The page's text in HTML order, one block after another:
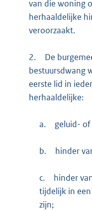
van die woning
herhaaldelijke
veroorzaakt.
2.
De
bestuursdwang
eerste lid in
herhaaldelijke:
a. geluid-
b. hinder
c.
hinder
tijdelijk in
zijn;